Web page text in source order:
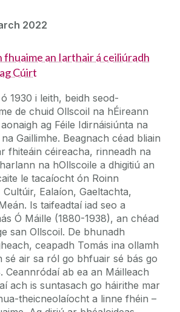
2022
fhuaime an Iarthair á ceiliúradh
Cúirt
1930 i leith, beidh seod-
de chuid Ollscoil na hÉireann
ag Féile Idirnáisiúnta na
Gaillimhe. Beagnach céad bliain
fhiteáin céireacha, rinneadh na
na hOllscoile a dhigitiú an
le tacaíocht ón Roinn
Ealaíon, Gaeltachta,
Is taifeadtaí iad seo a
Ó Máille (1880-1938), an chéad
san Ollscoil. De bhunadh
ceapadh Tomás ina ollamh
sé air sa ról go bhfuair sé bás go
Ceannródaí ab ea an Máilleach
ach is suntasach go háirithe mar
theicneolaíocht a linne fhéin –